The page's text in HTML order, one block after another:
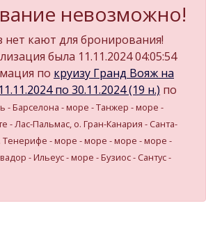
невозможно!
нет кают для бронирования!
была 11.11.2024 04:05:54
по круизу Гранд Вояж на
по 30.11.2024 (19 н.) по
- Барселона - море - Танжер - море -
- Лас-Пальмас, о. Гран-Канария - Санта-
Тенерифе - море - море - море - море -
- Ильеус - море - Бузиос - Сантус -